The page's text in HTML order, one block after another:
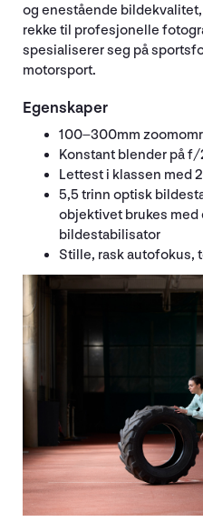
og enestående
rekke til profesjonelle
spesialiserer seg på
motorsport.
Egenskaper
100–300mm
Konstant blender på
Lettest i klassen med
5,5 trinn optisk
objektivet brukes med
bildestabilisator
Stille, rask autofokus,